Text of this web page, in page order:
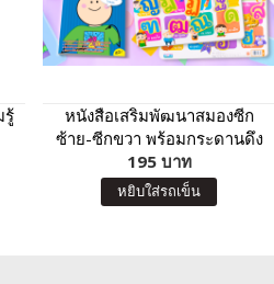
รู้
หนังสือเสริมพัฒนาสมองซีก
ซ้าย-ซีกขวา พร้อมกระดานดึง
ออก-แปะติด ตีนตุ๊กแก Pull &
Stick : พยัญชนะไทย
195 บาท
หยิบใส่รถเข็น